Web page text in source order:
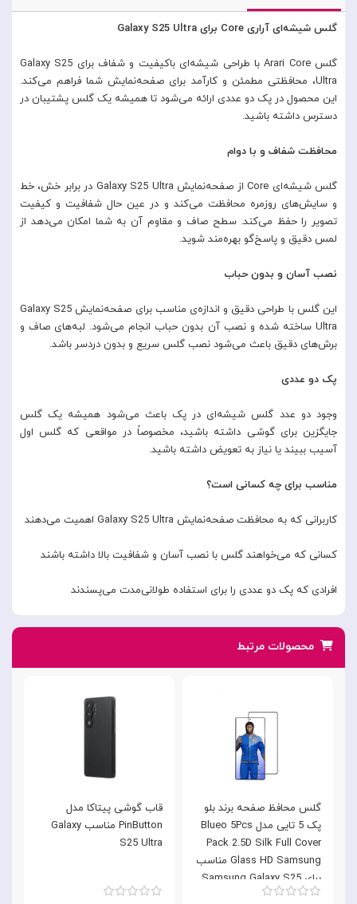
گلس شیشه‌ای آراری Core برای Galaxy S25 Ultra
گلس Arari Core با طراحی شیشه‌ای باکیفیت و شفاف برای Galaxy S25
Ultra، محافظتی مطمئن و کارآمد برای صفحه‌نمایش شما فراهم می‌کند.
این محصول در پک دو عددی ارائه می‌شود تا همیشه یک گلس پشتیبان در
دسترس داشته باشید.
محافظت شفاف و با دوام
گلس شیشه‌ای Core از صفحه‌نمایش Galaxy S25 Ultra در برابر خش، خط
و سایش‌های روزمره محافظت می‌کند و در عین حال شفافیت و کیفیت
تصویر را حفظ می‌کند. سطح صاف و مقاوم آن به شما امکان می‌دهد از
لمس دقیق و پاسخ‌گو بهره‌مند شوید.
نصب آسان و بدون حباب
این گلس با طراحی دقیق و اندازه‌ی مناسب برای صفحه‌نمایش Galaxy S25
Ultra ساخته شده و نصب آن بدون حباب انجام می‌شود. لبه‌های صاف و
برش‌های دقیق باعث می‌شود نصب گلس سریع و بدون دردسر باشد.
پک دو عددی
وجود دو عدد گلس شیشه‌ای در پک باعث می‌شود همیشه یک گلس
جایگزین برای گوشی داشته باشید، مخصوصاً در مواقعی که گلس اول
آسیب ببیند یا نیاز به تعویض داشته باشید.
مناسب برای چه کسانی است؟
کاربرانی که به محافظت صفحه‌نمایش Galaxy S25 Ultra اهمیت می‌دهند
کسانی که می‌خواهند گلس با نصب آسان و شفافیت بالا داشته باشند
افرادی که پک دو عددی را برای استفاده طولانی‌مدت می‌پسندند
محصولات مرتبط
قاب گوشی پیتاکا مدل
PinButton مناسب Galaxy
S25 Ultra
گلس محافظ صفحه برند بلو
پک 5 تایی مدل Blueo 5Pcs
Pack 2.5D Silk Full Cover
Glass HD Samsung مناسب
برای Samsung Galaxy S25
Ultra